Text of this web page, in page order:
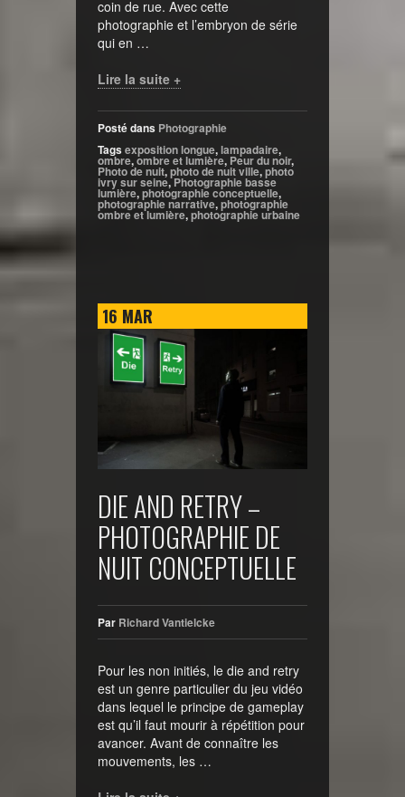
coin de rue. Avec cette
photographie et l’embryon de série
qui en …
Lire la suite +
Posté dans Photographie
Tagsexposition longue,lampadaire,
ombre,ombre et lumière, Peur du noir,
Photo de nuit,photo de nuit ville,photo
ivry sur seine,Photographie basse
lumière,photographie conceptuelle,
photographie narrative,photographie
ombre et lumière,photographie urbaine
16 MAR
DIE AND RETRY –
PHOTOGRAPHIE DE
NUIT CONCEPTUELLE
Par Richard Vantielcke
Pour les non initiés, le die and retry
est un genre particulier du jeu vidéo
dans lequel le principe de gameplay
est qu’il faut mourir à répétition pour
avancer. Avant de connaître les
mouvements, les …